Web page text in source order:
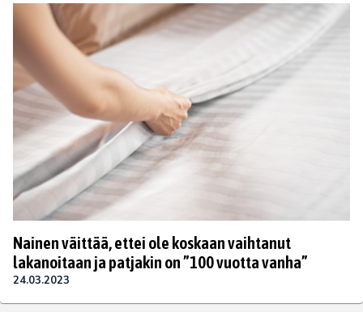
Nainen väittää, ettei ole koskaan vaihtanut
lakanoitaan ja patjakin on ”100 vuotta vanha”
24.03.2023